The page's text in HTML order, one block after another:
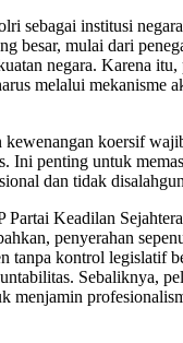
sebagai institusi
besar, mulai dari
negara. Karena itu,
melalui mekanisme
kewenangan koersif
Ini penting untuk
dan tidak
Partai Keadilan
penyerahan
tanpa kontrol legislatif
Sebaliknya,
menjamin